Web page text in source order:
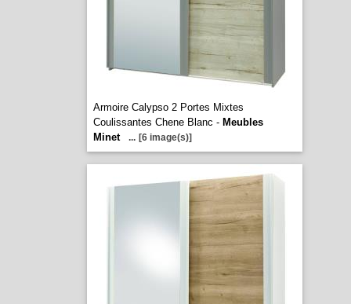
Armoire Calypso 2 Portes Mixtes
Coulissantes Chene Blanc - Meubles
Minet
... [6 image(s)]